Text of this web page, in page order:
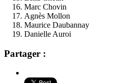
Marc Chovin
Agnès Mollon
Maurice Daubannay
Danielle Auroi
Partager :